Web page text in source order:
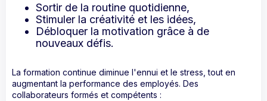
Sortir de la routine quotidienne,
Stimuler la créativité et les idées,
Débloquer la motivation grâce à de
nouveaux défis.
La formation continue diminue l'ennui et le stress, tout en
augmentant la performance des employés. Des
collaborateurs formés et compétents :